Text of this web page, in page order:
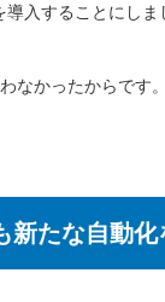
入することにしま
なかったからで
新たな自動化